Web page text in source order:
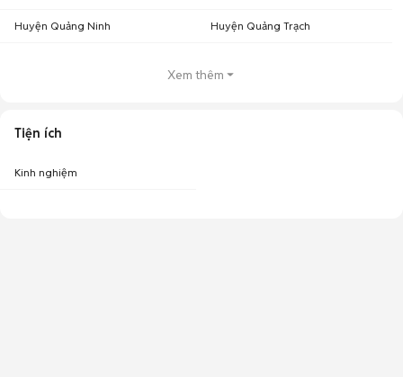
Huyện Quảng Ninh Huyện Quảng Trạch
Xem thêm
Tiện ích
Kinh nghiệm